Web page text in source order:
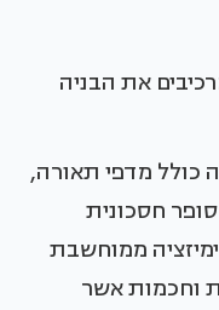
את הבניה
כולל מדפי תאורה,
חסכונית
ממוחשבת
וחכמות אשר